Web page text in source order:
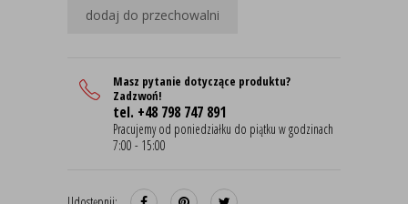
dodaj do przechowalni
Masz pytanie dotyczące produktu?
Zadzwoń!
tel. +48 798 747 891
Pracujemy od poniedziałku do piątku w godzinach
7:00 - 15:00